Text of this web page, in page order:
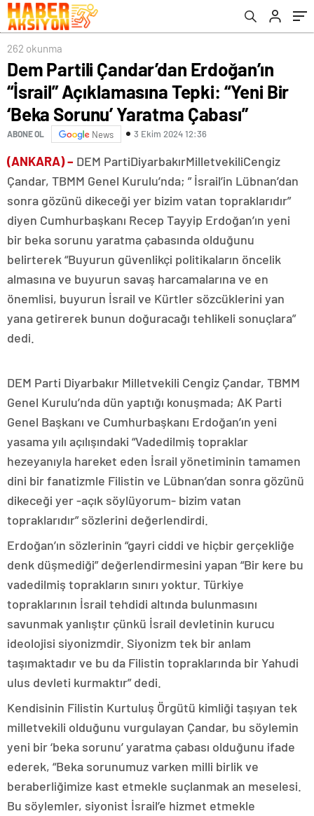
Yaratma Çabası”
262 okunma
Dem Partili Çandar’dan Erdoğan’ın
“İsrail” Açıklamasına Tepki: “Yeni Bir
‘Beka Sorunu’ Yaratma Çabası”
ABONE OL News 3 Ekim 2024 12:36
(ANKARA) – DEM PartiDiyarbakırMilletvekiliCengiz
Çandar, TBMM Genel Kurulu’nda; ” İsrail’in Lübnan’dan
sonra gözünü dikeceği yer bizim vatan topraklarıdır”
diyen Cumhurbaşkanı Recep Tayyip Erdoğan’ın yeni
bir beka sorunu yaratma çabasında olduğunu
belirterek “Buyurun güvenlikçi politikaların öncelik
almasına ve buyurun savaş harcamalarına ve en
önemlisi, buyurun İsrail ve Kürtler sözcüklerini yan
yana getirerek bunun doğuracağı tehlikeli sonuçlara”
dedi.
DEM Parti Diyarbakır Milletvekili Cengiz Çandar, TBMM
Genel Kurulu’nda dün yaptığı konuşmada; AK Parti
Genel Başkanı ve Cumhurbaşkanı Erdoğan’ın yeni
yasama yılı açılışındaki “Vadedilmiş topraklar
hezeyanıyla hareket eden İsrail yönetiminin tamamen
dini bir fanatizmle Filistin ve Lübnan’dan sonra gözünü
dikeceği yer -açık söylüyorum- bizim vatan
topraklarıdır” sözlerini değerlendirdi.
Erdoğan’ın sözlerinin “gayri ciddi ve hiçbir gerçekliğe
denk düşmediği” değerlendirmesini yapan “Bir kere bu
vadedilmiş toprakların sınırı yoktur. Türkiye
topraklarının İsrail tehdidi altında bulunmasını
savunmak yanlıştır çünkü İsrail devletinin kurucu
ideolojisi siyonizmdir. Siyonizm tek bir anlam
taşımaktadır ve bu da Filistin topraklarında bir Yahudi
ulus devleti kurmaktır” dedi.
Kendisinin Filistin Kurtuluş Örgütü kimliği taşıyan tek
milletvekili olduğunu vurgulayan Çandar, bu söylemin
yeni bir ‘beka sorunu’ yaratma çabası olduğunu ifade
ederek, “Beka sorunumuz varken milli birlik ve
beraberliğimize kast etmekle suçlanmak an meselesi.
Bu söylemler, siyonist İsrail’e hizmet etmekle